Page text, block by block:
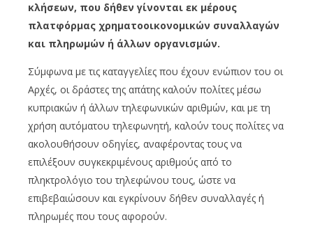
κλήσεων, που δήθεν γίνονται εκ μέρους
πλατφόρμας χρηματοοικονομικών συναλλαγών
και πληρωμών ή άλλων οργανισμών.
Σύμφωνα με τις καταγγελίες που έχουν ενώπιον του οι
Αρχές, οι δράστες της απάτης καλούν πολίτες μέσω
κυπριακών ή άλλων τηλεφωνικών αριθμών, και με τη
χρήση αυτόματου τηλεφωνητή, καλούν τους πολίτες να
ακολουθήσουν οδηγίες, αναφέροντας τους να
επιλέξουν συγκεκριμένους αριθμούς από το
πληκτρολόγιο του τηλεφώνου τους, ώστε να
επιβεβαιώσουν και εγκρίνουν δήθεν συναλλαγές ή
πληρωμές που τους αφορούν.